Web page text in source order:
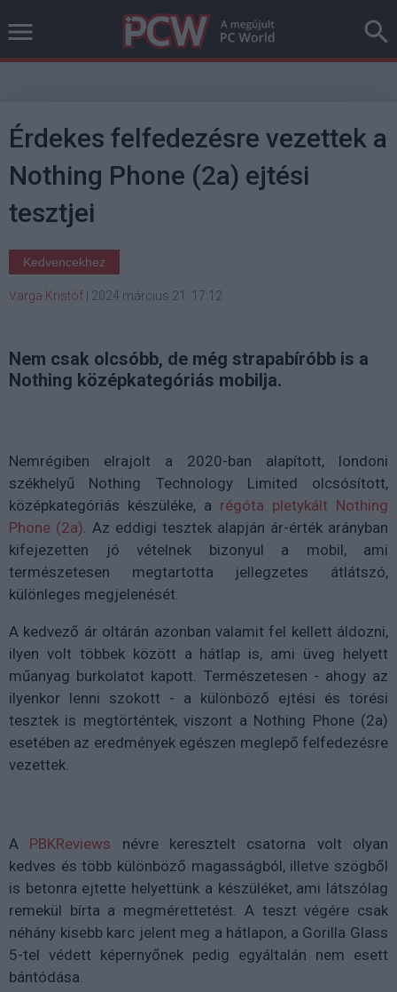
Érdekes felfedezésre vezettek a
Nothing Phone (2a) ejtési
tesztjei
Kedvencekhez
Varga Kristóf 2024 március 21. 17:12
Nem csak olcsóbb, de még strapabíróbb is a
Nothing középkategóriás mobilja.
Nemrégiben elrajolt a 2020-ban alapított, londoni
székhelyű Nothing Technology Limited olcsósított,
középkategóriás készüléke, a régóta pletykált Nothing
Phone (2a). Az eddigi tesztek alapján ár-érték arányban
kifejezetten jó vételnek bizonyul a mobil, ami
természetesen megtartotta jellegzetes átlátszó,
különleges megjelenését.
A kedvező ár oltárán azonban valamit fel kellett áldozni,
ilyen volt többek között a hátlap is, ami üveg helyett
műanyag burkolatot kapott. Természetesen - ahogy az
ilyenkor lenni szokott - a különböző ejtési és törési
tesztek is megtörténtek, viszont a Nothing Phone (2a)
esetében az eredmények egészen meglepő felfedezésre
vezettek.
A PBKReviews névre keresztelt csatorna volt olyan
kedves és több különböző magasságból, illetve szögből
is betonra ejtette helyettünk a készüléket, ami látszólag
remekül bírta a megmérettetést. A teszt végére csak
néhány kisebb karc jelent meg a hátlapon, a Gorilla Glass
5-tel védett képernyőnek pedig egyáltalán nem esett
bántódása.